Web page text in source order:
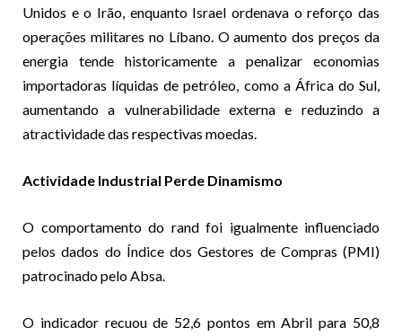
Unidos e o Irão, enquanto Israel ordenava o reforço das
operações militares no Líbano. O aumento dos preços da
energia tende historicamente a penalizar economias
importadoras líquidas de petróleo, como a África do Sul,
aumentando a vulnerabilidade externa e reduzindo a
atractividade das respectivas moedas.
Actividade Industrial Perde Dinamismo
O comportamento do rand foi igualmente influenciado
pelos dados do Índice dos Gestores de Compras (PMI)
patrocinado pelo Absa.
O indicador recuou de 52,6 pontos em Abril para 50,8